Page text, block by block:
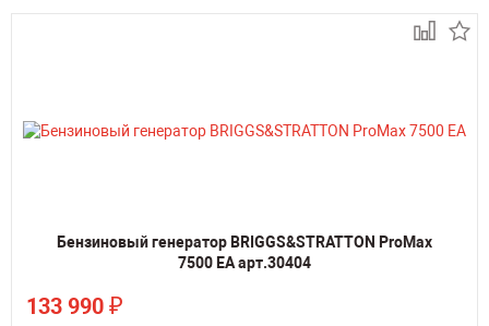
Бензиновый генератор BRIGGS&STRATTON ProMax
7500 EA арт.30404
133 990 ₽